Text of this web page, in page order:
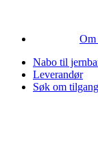
Om
Nabo til
Leverandør
Søk om